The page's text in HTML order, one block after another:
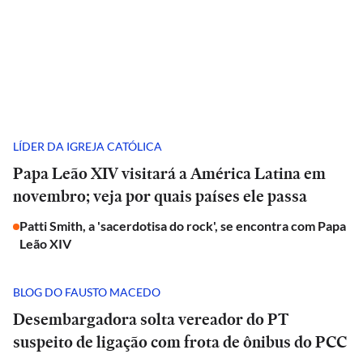
LÍDER DA IGREJA CATÓLICA
Papa Leão XIV visitará a América Latina em
novembro; veja por quais países ele passa
Patti Smith, a 'sacerdotisa do rock', se encontra com Papa
Leão XIV
BLOG DO FAUSTO MACEDO
Desembargadora solta vereador do PT
suspeito de ligação com frota de ônibus do PCC